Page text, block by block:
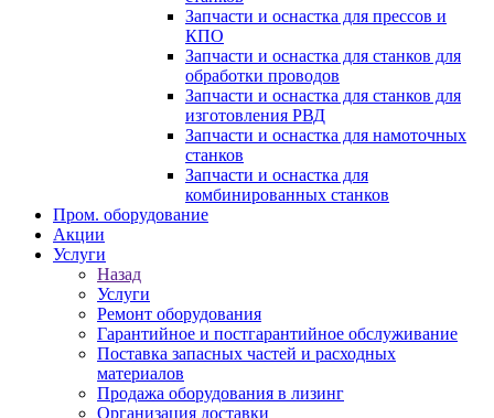
Запчасти и оснастка для прессов и
КПО
Запчасти и оснастка для станков для
обработки проводов
Запчасти и оснастка для станков для
изготовления РВД
Запчасти и оснастка для намоточных
станков
Запчасти и оснастка для
комбинированных станков
Пром. оборудование
Акции
Услуги
Назад
Услуги
Ремонт оборудования
Гарантийное и постгарантийное обслуживание
Поставка запасных частей и расходных
материалов
Продажа оборудования в лизинг
Организация доставки